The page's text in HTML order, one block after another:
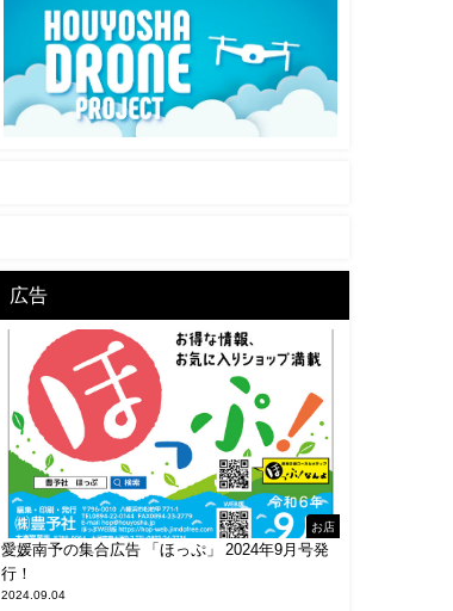
広告
お店
愛媛南予の集合広告 「ほっぷ」 2024年9月号発
行！
2024.09.04